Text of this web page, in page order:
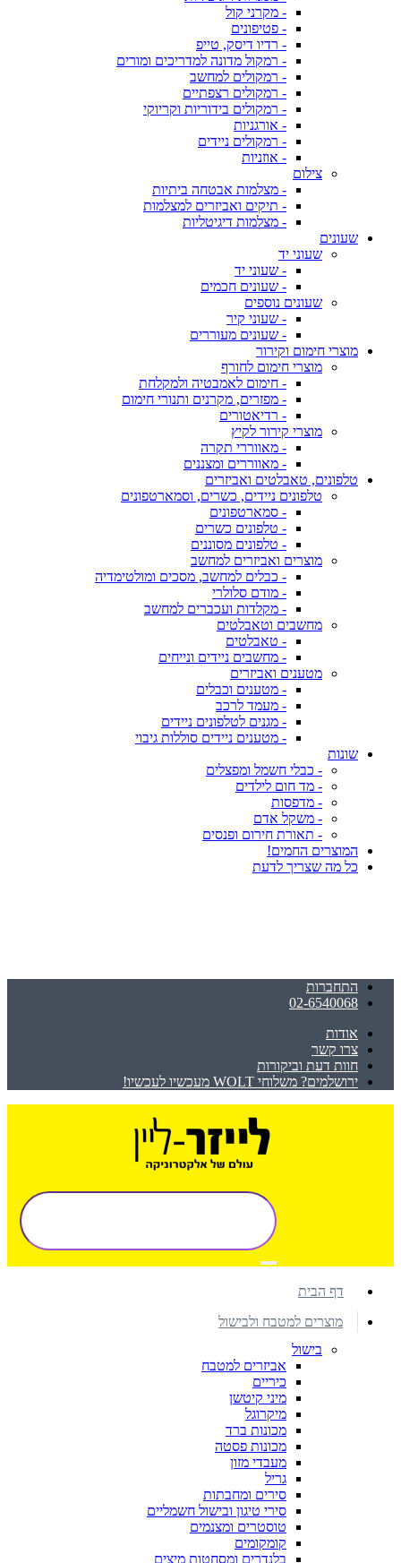
- מקרני קול
- פטיפונים
- רדיו דיסק, טייפ
- רמקול מדונה למדריכים ומורים
- רמקולים למחשב
- רמקולים רצפתיים
- רמקולים בידוריות וקריוקי
- אורגניות
- רמקולים ניידים
- אוזניות
צילום
- מצלמות אבטחה ביתיות
- תיקים ואביזרים למצלמות
- מצלמות דיגיטליות
שעונים
שעוני יד
- שעוני יד
- שעונים חכמים
שעונים נוספים
- שעוני קיר
- שעונים מעוררים
מוצרי חימום וקירור
מוצרי חימום לחורף
- חימום לאמבטיה ולמקלחת
- מפזרים, מקרנים ותנורי חימום
- רדיאטורים
מוצרי קירור לקיץ
- מאווררי תקרה
- מאווררים ומצננים
טלפונים, טאבלטים ואביזרים
טלפונים ניידים, כשרים, וסמארטפונים
- סמארטפונים
- טלפונים כשרים
- טלפונים מסוננים
מוצרים ואביזרים למחשב
- כבלים למחשב, מסכים ומולטימדיה
- מודם סלולרי
- מקלדות ועכברים למחשב
מחשבים וטאבלטים
- טאבלטים
- מחשבים ניידים ונייחים
מטענים ואביזרים
- מטענים וכבלים
- מעמד לרכב
- מגנים לטלפונים ניידים
- מטענים ניידים סוללות גיבוי
שונות
- כבלי חשמל ומפצלים
- מד חום לילדים
- מדפסות
- משקל אדם
- תאורת חירום ופנסים
המוצרים החמים!
כל מה שצריך לדעת
התחברות
02-6540068
אודות
צרו קשר
חוות דעת וביקורות
ירושלמים? משלוחי WOLT מעכשיו לעכשיו!
דף הבית
מוצרים למטבח ולבישול
בישול
אביזרים למטבח
כיריים
מיני קיטשן
מיקרוגל
מכונות ברד
מכונות פסטה
מעבדי מזון
גריל
סירים ומחבתות
סירי טיגון ובישול חשמליים
טוסטרים ומצנמים
קומקומים
בלנדרים ומסחטות מיצים